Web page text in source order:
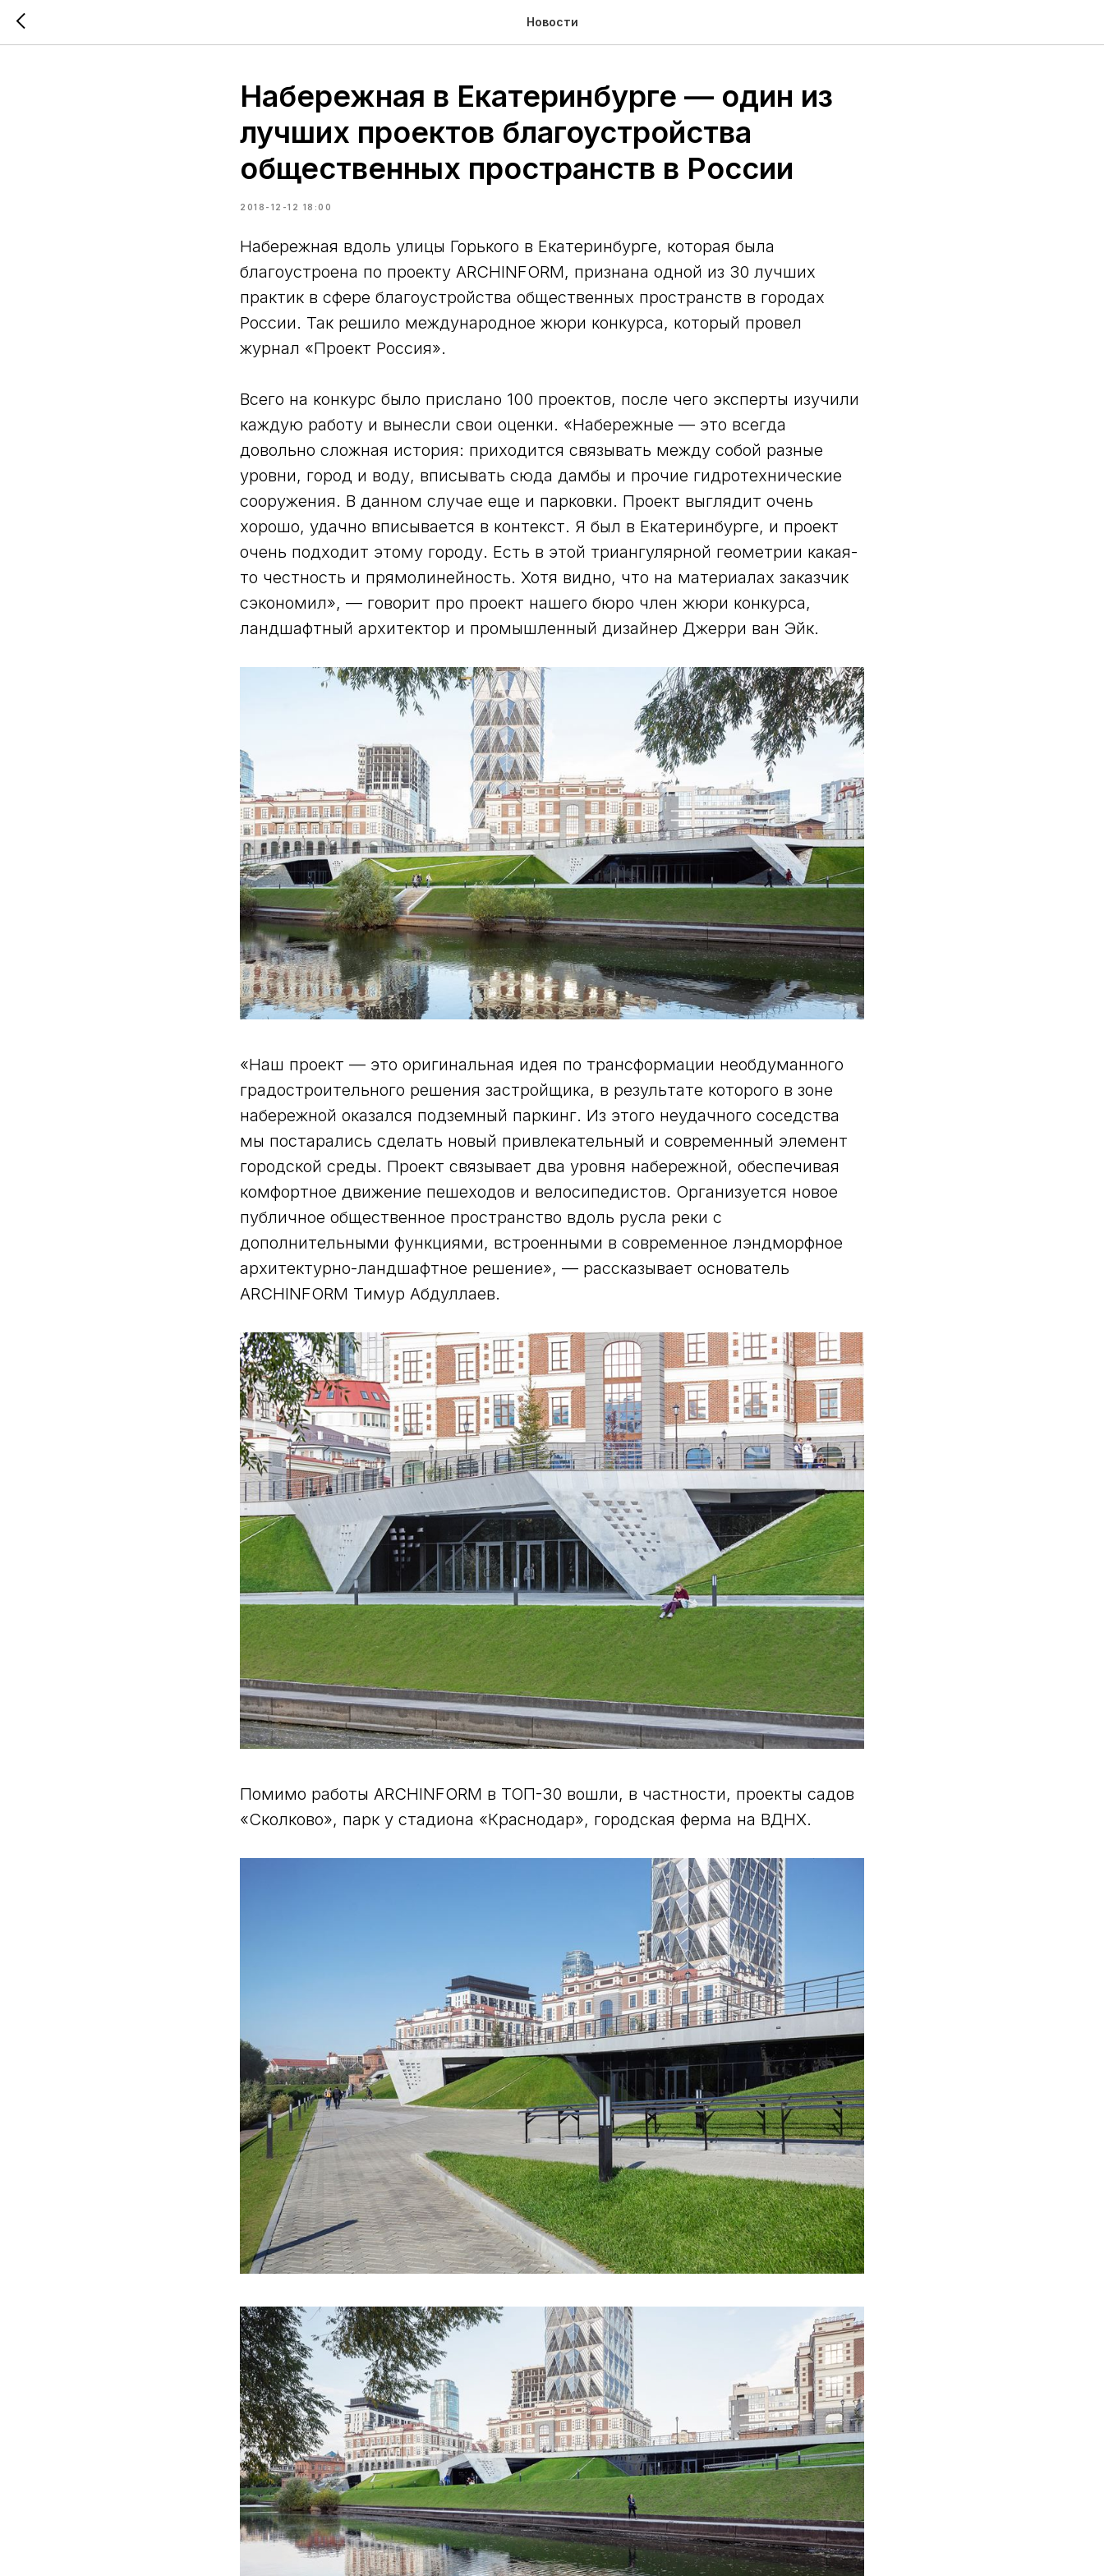
Новости
Набережная в Екатеринбурге — один из
лучших проектов благоустройства
общественных пространств в России
2018-12-12 18:00
Набережная вдоль улицы Горького в Екатеринбурге, которая была
благоустроена по проекту ARCHINFORM, признана одной из 30 лучших
практик в сфере благоустройства общественных пространств в городах
России. Так решило международное жюри конкурса, который провел
журнал «Проект Россия».
Всего на конкурс было прислано 100 проектов, после чего эксперты изучили
каждую работу и вынесли свои оценки. «Набережные — это всегда
довольно сложная история: приходится связывать между собой разные
уровни, город и воду, вписывать сюда дамбы и прочие гидротехнические
сооружения. В данном случае еще и парковки. Проект выглядит очень
хорошо, удачно вписывается в контекст. Я был в Екатеринбурге, и проект
очень подходит этому городу. Есть в этой триангулярной геометрии какая-
то честность и прямолинейность. Хотя видно, что на материалах заказчик
сэкономил», — говорит про проект нашего бюро член жюри конкурса,
ландшафтный архитектор и промышленный дизайнер Джерри ван Эйк.
«Наш проект — это оригинальная идея по трансформации необдуманного
градостроительного решения застройщика, в результате которого в зоне
набережной оказался подземный паркинг. Из этого неудачного соседства
мы постарались сделать новый привлекательный и современный элемент
городской среды. Проект связывает два уровня набережной, обеспечивая
комфортное движение пешеходов и велосипедистов. Организуется новое
публичное общественное пространство вдоль русла реки с
дополнительными функциями, встроенными в современное лэндморфное
архитектурно-ландшафтное решение», — рассказывает основатель
ARCHINFORM Тимур Абдуллаев.
Помимо работы ARCHINFORM в ТОП-30 вошли, в частности, проекты садов
«Сколково», парк у стадиона «Краснодар», городская ферма на ВДНХ.